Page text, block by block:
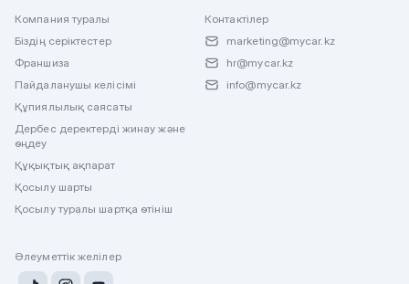
Компания туралы
Біздің серіктестер
Франшиза
Пайдаланушы келісімі
Құпиялылық саясаты
Дербес деректерді жинау және
өңдеу
Құқықтық ақпарат
Қосылу шарты
Қосылу туралы шартқа өтініш
Контактілер
marketing@mycar.kz
hr@mycar.kz
info@mycar.kz
Әлеуметтік желілер